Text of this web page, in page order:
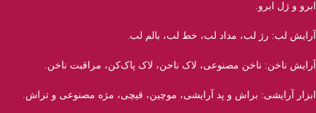
ابرو و ژل ابرو.
آرایش لب: رژ لب، مداد لب، خط لب، بالم لب.
آرایش ناخن: ناخن مصنوعی، لاک ناحن، لاک پاک‌کن، مراقبت ناخن.
ابزار آرایشی: براش و پد آرایشی، موچین، قیچی، مژه مصنوعی و تراش.